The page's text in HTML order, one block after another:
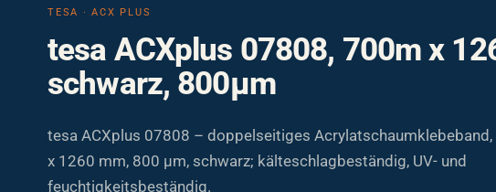
TESA · ACX PLUS
tesa ACXplus 07808, 700m x
schwarz, 800µm
tesa ACXplus 07808 – doppelseitiges Acrylatschaumklebeband,
x 1260 mm, 800 µm, schwarz; kälteschlagbeständig, UV- und
feuchtigkeitsbeständig.